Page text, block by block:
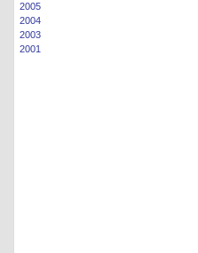
2005
2004
2003
2001